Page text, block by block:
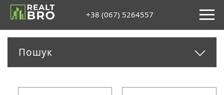
+38 (067) 5264557
Пошук